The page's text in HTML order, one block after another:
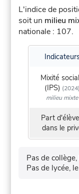
L'indice de
soit un milieu
nationale : 107.
Mixité
(IPS) (2024)
milieu mixte
Part
dans le
Pas de
Pas de lycée,